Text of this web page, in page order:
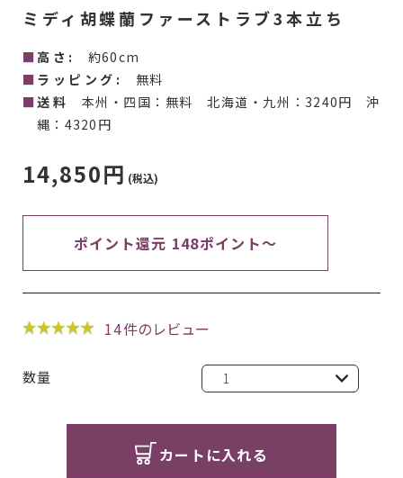
ミディ胡蝶蘭ファーストラブ3本立ち
高さ:
約60cm
ラッピング:
無料
送料
本州・四国：無料 北海道・九州：3240円 沖
縄：4320円
14,850円 (税込)
ポイント還元 148ポイント～
14件のレビュー
数量
カートに入れる